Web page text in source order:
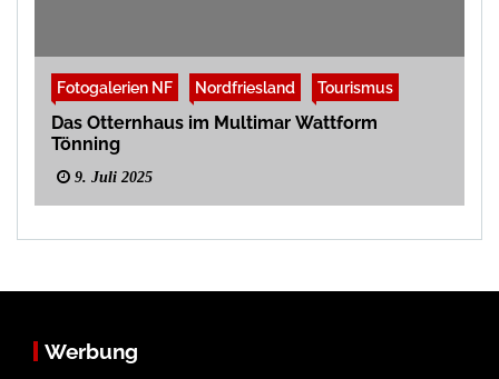
Fotogalerien NF Nordfriesland Tourismus
Das Otternhaus im Multimar Wattform
Tönning
9. Juli 2025
Werbung